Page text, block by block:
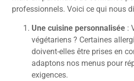
professionnels. Voici ce qui nous
Une cuisine personnalisée :
végétariens ? Certaines
doivent-elles être prises en
adaptons nos menus pour
exigences.